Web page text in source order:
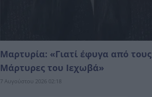
Μαρτυρία: «Γιατί έφυγα από τους
Μάρτυρες του Ιεχωβά»
7 Αυγούστου 2026 02:18